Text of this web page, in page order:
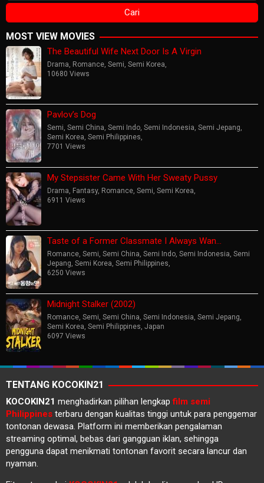
MOST VIEW MOVIES
The Beautiful Wife Next Door Is A Virgin
Drama, Romance, Semi, Semi Korea,
10680 Views
Pavlov’s Dog
Semi, Semi China, Semi Indo, Semi Indonesia, Semi Jepang,
Semi Korea, Semi Philippines,
7701 Views
My Stepsister Came With Her Sweaty Pussy
Drama, Fantasy, Romance, Semi, Semi Korea,
6911 Views
Taste of a Former Classmate I Always Wan…
Romance, Semi, Semi China, Semi Indo, Semi Indonesia, Semi
Jepang, Semi Korea, Semi Philippines,
6250 Views
Midnight Stalker (2002)
Romance, Semi, Semi China, Semi Indonesia, Semi Jepang,
Semi Korea, Semi Philippines, Japan
6097 Views
TENTANG KOCOKIN21
KOCOKIN21 menghadirkan pilihan lengkapfilm semi
Philippines terbaru dengan kualitas tinggi untuk para penggemar
tontonan dewasa. Platform ini memberikan pengalaman
streaming optimal, bebas dari gangguan iklan, sehingga
pengguna dapat menikmati tontonan favorit secara lancur dan
nyaman.